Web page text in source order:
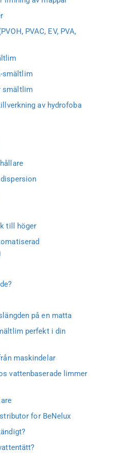
PVAC, EV, PVA,
smältlim
smältlim
av hydrofoba
till höger
på en matta
perfekt i din
maskindelar
vattenbaserade limmer
for BeNelux